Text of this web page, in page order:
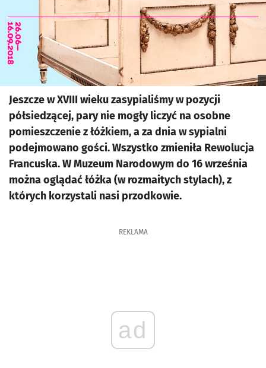
Jeszcze w XVIII wieku zasypialiśmy w pozycji
półsiedzącej, pary nie mogły liczyć na osobne
pomieszczenie z łóżkiem, a za dnia w sypialni
podejmowano gości. Wszystko zmieniła Rewolucja
Francuska. W Muzeum Narodowym do 16 września
można oglądać łóżka (w rozmaitych stylach), z
których korzystali nasi przodkowie.
REKLAMA
ad